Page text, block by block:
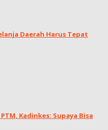
Daerah Harus Tepat
Kadinkes: Supaya Bisa